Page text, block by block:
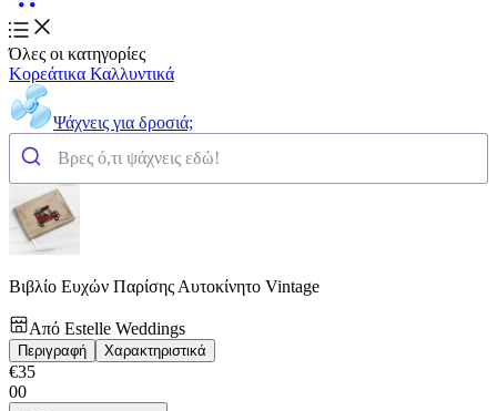
Όλες οι κατηγορίες
Κορεάτικα Καλλυντικά
Ψάχνεις για δροσιά;
Βιβλίο Ευχών Παρίσης Αυτοκίνητο Vintage
Από Estelle Weddings
Περιγραφή Χαρακτηριστικά
€35
00